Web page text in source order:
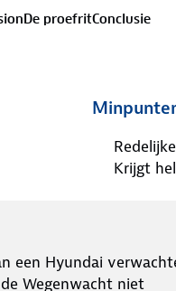
De proefritConclusie
Krijgt
een Hyundai
Wegenwacht niet